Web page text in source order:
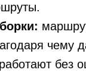
чему
без